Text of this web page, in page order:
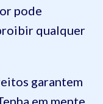
pode
qualquer
garantem
em mente